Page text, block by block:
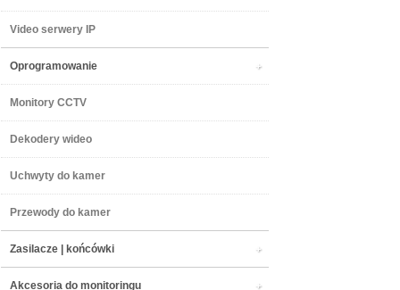
Video serwery IP
Oprogramowanie
Monitory CCTV
Dekodery wideo
Uchwyty do kamer
Przewody do kamer
Zasilacze | końcówki
Akcesoria do monitoringu